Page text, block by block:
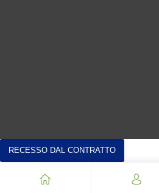
RECESSO DAL CONTRATTO